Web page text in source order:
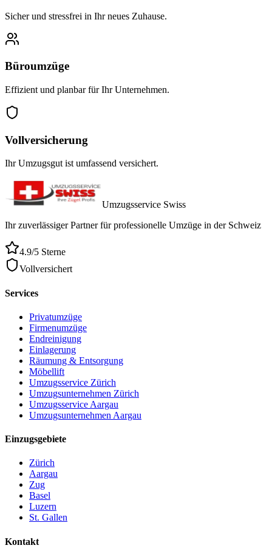
Sicher und stressfrei in Ihr neues Zuhause.
Büroumzüge
Effizient und planbar für Ihr Unternehmen.
Vollversicherung
Ihr Umzugsgut ist umfassend versichert.
Umzugsservice Swiss
Ihr zuverlässiger Partner für professionelle Umzüge in der Schweiz
4.9/5 Sterne
Vollversichert
Services
Privatumzüge
Firmenumzüge
Endreinigung
Einlagerung
Räumung & Entsorgung
Möbellift
Umzugsservice Zürich
Umzugsunternehmen Zürich
Umzugsservice Aargau
Umzugsunternehmen Aargau
Einzugsgebiete
Zürich
Aargau
Zug
Basel
Luzern
St. Gallen
Kontakt